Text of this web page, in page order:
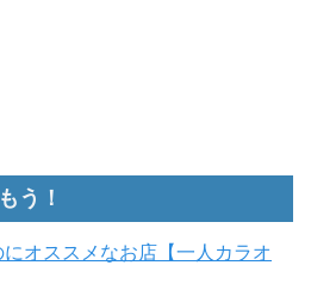
う！
オススメなお店【一人カラオ